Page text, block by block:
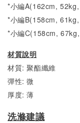
*小編A(162cm,
*小編B(158cm,
*小編C(158cm,
材質說明
材質: 聚酯纖維
彈性: 微
厚度: 薄
洗滌建議